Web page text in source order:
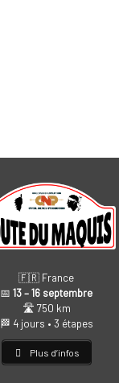
🇫🇷 France
📅13 – 16 septembre
🛣️ 750 km
🏁 4 jours • 3 étapes
Plus d’infos